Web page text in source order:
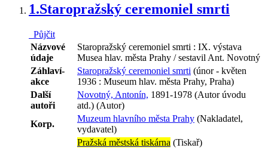
1.Staropražský ceremoniel smrti
Půjčit
Názvové
údaje
Staropražský ceremoniel smrti : IX. výstava
Musea hlav. města Prahy / sestavil Ant. Novotný
Záhlaví-
akce
Staropražský ceremoniel smrti (únor - květen
1936 : Museum hlav. města Prahy, Praha)
Další
autoři
Novotný, Antonín, 1891-1978 (Autor úvodu
atd.) (Autor)
Korp.
Muzeum hlavního města Prahy (Nakladatel,
vydavatel)
Pražská městská tiskárna (Tiskař)